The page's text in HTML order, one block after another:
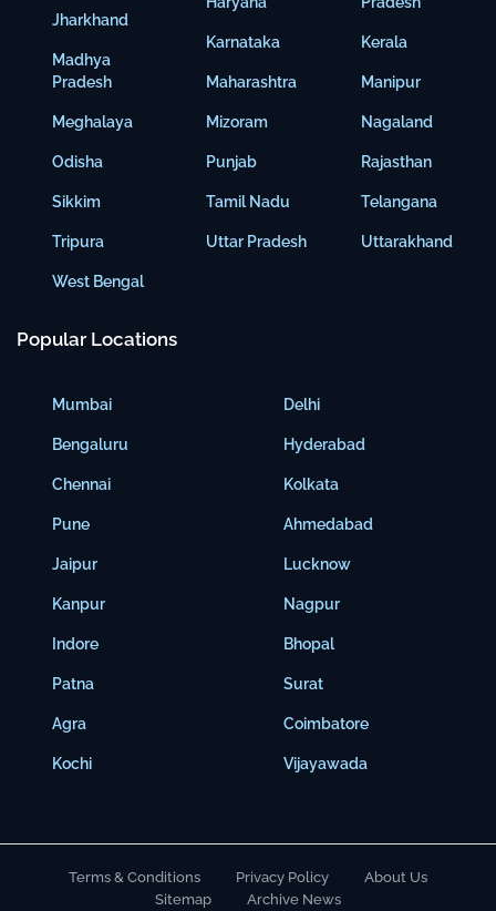
Jharkhand
Madhya
Pradesh
Meghalaya
Odisha
Sikkim
Tripura
West Bengal
Karnataka
Maharashtra
Mizoram
Punjab
Tamil Nadu
Uttar Pradesh
Kerala
Manipur
Nagaland
Rajasthan
Telangana
Uttarakhand
Popular Locations
Mumbai
Bengaluru
Chennai
Pune
Jaipur
Kanpur
Indore
Patna
Agra
Kochi
Delhi
Hyderabad
Kolkata
Ahmedabad
Lucknow
Nagpur
Bhopal
Surat
Coimbatore
Vijayawada
Terms & Conditions Privacy Policy
About Us
Sitemap
Archive News